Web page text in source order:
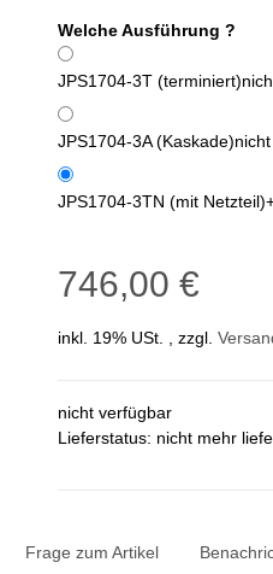
Welche Ausführung ?
JPS1704-3T (terminiert)
JPS1704-3A (Kaskade)
JPS1704-3TN (mit Netzteil)
746,00 €
inkl. 19% USt. , zzgl.
nicht verfügbar
Lieferstatus: nicht mehr
Frage zum Artikel